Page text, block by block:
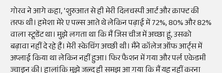
गोरव ने आगे कहा, 'शुरुआत से ही मेरी दिलचस्पी आर्ट और क्राफ्ट की
तरफ थी। हमेशा मेरे ए पल्स आते थे लेकिन पढ़ाई में 72%, 80% और 82%
वाला स्टूडेंट था। मुझे लगता था कि मैं जिस चीज में अच्छा हूं, उसको
बढ़ावा नहीं दे रहे हैं। मेरी स्केचिंग अच्छी थी। मैंने कॉलेज ऑफ आर्ट्स में
अप्लाई किया था लेकिन नहीं हुआ। फिर फैशन में गया और पर्ल एकेडमी